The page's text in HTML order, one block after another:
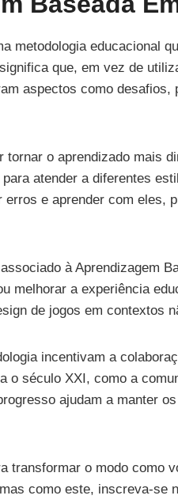
metodologia educacional
que, em vez de
aspectos como
tornar o aprendizado mais
atender a diferentes
e aprender com eles,
à Aprendizagem
melhorar a experiência
de jogos em contextos
incentivam a
o século XXI, como a
ajudam a manter
transformar o modo como
como este, inscreva-se